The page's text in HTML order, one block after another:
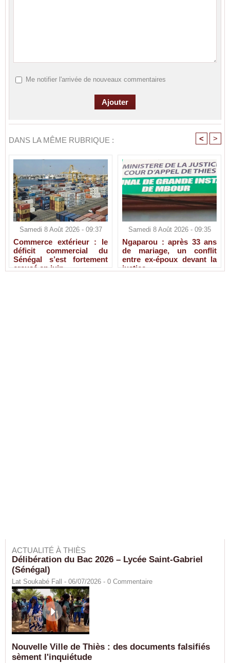
Me notifier l'arrivée de nouveaux commentaires
DANS LA MÊME RUBRIQUE : < >
Samedi 8 Août 2026 - 09:37
Commerce extérieur : le
déficit commercial du
Sénégal s’est fortement
creusé en juin
Samedi 8 Août 2026 - 09:35
Ngaparou : après 33 ans
de mariage, un conflit
entre ex-époux devant la
justice
ACTUALITÉ À THIÈS
Délibération du Bac 2026 – Lycée Saint-Gabriel
(Sénégal)
Lat Soukabé Fall - 06/07/2026 - 0 Commentaire
Nouvelle Ville de Thiès : des documents falsifiés
sèment l'inquiétude